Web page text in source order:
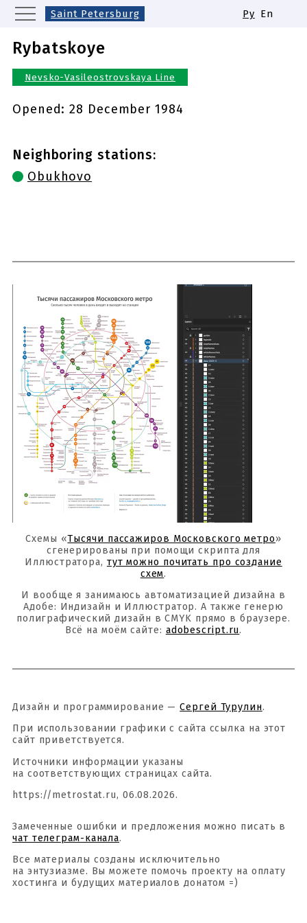
Saint Petersburg
Nizhny Novgorod
Samara
Same names of metro stations
Ру En
Rybatskoye
Nevsko-Vasileostrovskaya Line
Opened:28 December 1984
Neighboring stations:
Obukhovo
Схемы «Тысячи пассажиров Московского метро»
сгенерированы при помощи скрипта для
Иллюстратора, тут можно почитать про создание
схем.
И вообще я занимаюсь автоматизацией дизайна в
Адобе: Индизайн и Иллюстратор. А также генерю
полиграфический дизайн в CMYK прямо в браузере.
Всё на моём сайте: adobescript.ru.
Дизайн и программирование —Сергей Турулин.
При использовании графики с сайта ссылка на этот
сайт приветствуется.
Источники информации указаны
на соответствующих страницах сайта.
https://metrostat.ru, 06.08.2026.
Замеченные ошибки и предложения можно писать в
чат телеграм-канала.
Все материалы созданы исключительно
на энтузиазме. Вы можете помочь проекту на оплату
хостинга и будущих материалов донатом =)